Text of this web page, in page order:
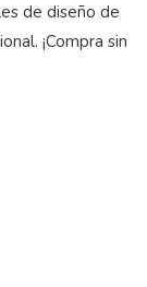
de diseño de
¡Compra sin